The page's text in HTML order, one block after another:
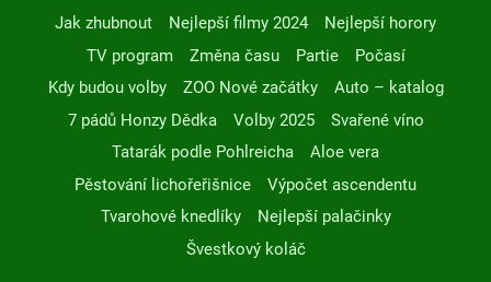
Jak zhubnout Nejlepší filmy 2024
Nejlepší horory
TV program
Změna času Partie
Počasí
Kdy budou volby
ZOO Nové začátky
Auto – katalog
7 pádů Honzy Dědka
Volby 2025
Svařené víno
Tatarák podle Pohlreicha
Aloe vera
Pěstování lichořeřišnice
Výpočet ascendentu
Tvarohové knedlíky
Nejlepší palačinky
Švestkový koláč